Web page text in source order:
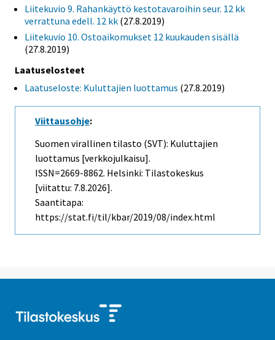
Liitekuvio 9. Rahankäyttö kestotavaroihin seur. 12 kk
verrattuna edell. 12 kk (27.8.2019)
Liitekuvio 10. Ostoaikomukset 12 kuukauden sisällä
(27.8.2019)
Laatuselosteet
Laatuseloste: Kuluttajien luottamus (27.8.2019)
Viittausohje:
Suomen virallinen tilasto (SVT): Kuluttajien
luottamus [verkkojulkaisu].
ISSN=2669-8862. Helsinki: Tilastokeskus
[viitattu: 7.8.2026].
Saantitapa:
https://stat.fi/til/kbar/2019/08/index.html